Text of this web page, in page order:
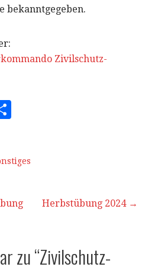
bekanntgegeben.
Zivilschutz-
n
Herbstübung 2024 →
zu“Zivilschutz-